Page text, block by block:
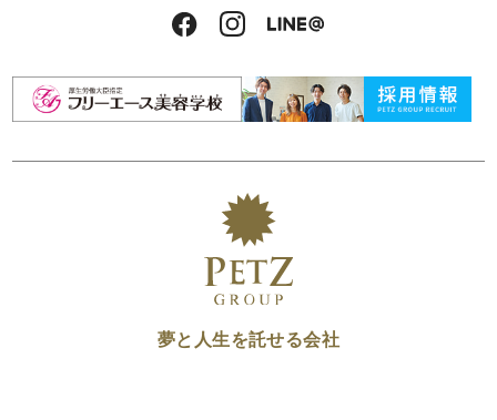
夢と人生を託せる会社